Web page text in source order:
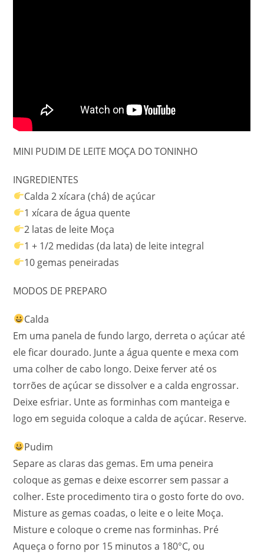
MINI PUDIM DE LEITE MOÇA DO TONINHO
INGREDIENTES
Calda 2 xícara (chá) de açúcar
1 xícara de água quente
2 latas de leite Moça
1 + 1/2 medidas (da lata) de leite integral
10 gemas peneiradas
MODOS DE PREPARO
Calda
Em uma panela de fundo largo, derreta o açúcar até
ele ficar dourado. Junte a água quente e mexa com
uma colher de cabo longo. Deixe ferver até os
torrões de açúcar se dissolver e a calda engrossar.
Deixe esfriar. Unte as forminhas com manteiga e
logo em seguida coloque a calda de açúcar. Reserve.
Pudim
Separe as claras das gemas. Em uma peneira
coloque as gemas e deixe escorrer sem passar a
colher. Este procedimento tira o gosto forte do ovo.
Misture as gemas coadas, o leite e o leite Moça.
Misture e coloque o creme nas forminhas. Pré
Aqueça o forno por 15 minutos a 180°C, ou